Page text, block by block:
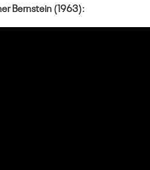
Bernstein (1963):